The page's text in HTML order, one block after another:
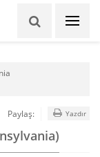
Paylaş: Yazdır